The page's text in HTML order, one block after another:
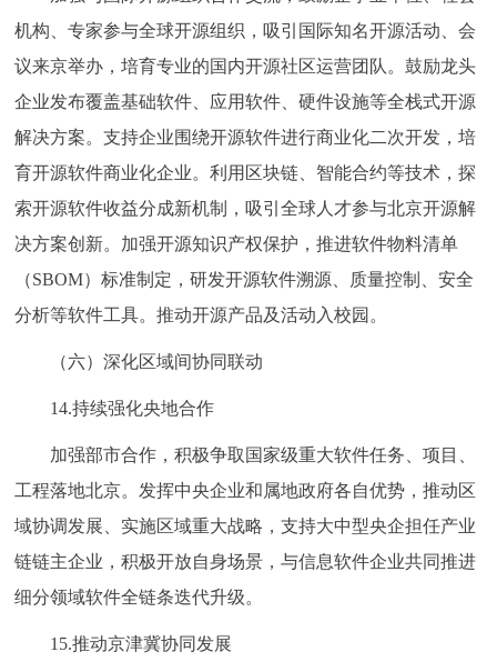
机构、专家参与全球开源组织，吸引国际知名开源活动、会
议来京举办，培育专业的国内开源社区运营团队。鼓励龙头
企业发布覆盖基础软件、应用软件、硬件设施等全栈式开源
解决方案。支持企业围绕开源软件进行商业化二次开发，培
育开源软件商业化企业。利用区块链、智能合约等技术，探
索开源软件收益分成新机制，吸引全球人才参与北京开源解
决方案创新。加强开源知识产权保护，推进软件物料清单
（SBOM）标准制定，研发开源软件溯源、质量控制、安全
分析等软件工具。推动开源产品及活动入校园。
（六）深化区域间协同联动
14.持续强化央地合作
加强部市合作，积极争取国家级重大软件任务、项目、
工程落地北京。发挥中央企业和属地政府各自优势，推动区
域协调发展、实施区域重大战略，支持大中型央企担任产业
链链主企业，积极开放自身场景，与信息软件企业共同推进
细分领域软件全链条迭代升级。
15.推动京津冀协同发展